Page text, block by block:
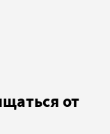
от